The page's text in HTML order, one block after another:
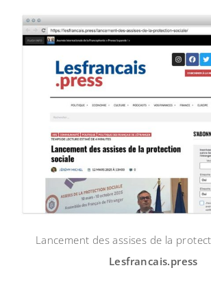
Lancement des assises de la
Lesfrancais.press